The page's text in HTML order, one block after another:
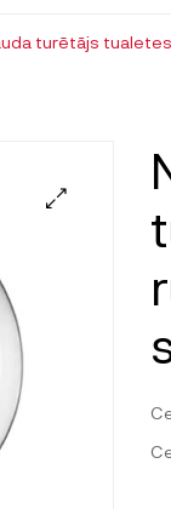
turētājs tualetes